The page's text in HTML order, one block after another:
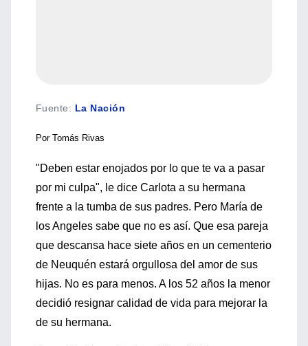
Fuente: La Nación
Por Tomás Rivas
"Deben estar enojados por lo que te va a pasar
por mi culpa", le dice Carlota a su hermana
frente a la tumba de sus padres. Pero María de
los Angeles sabe que no es así. Que esa pareja
que descansa hace siete años en un cementerio
de Neuquén estará orgullosa del amor de sus
hijas. No es para menos. A los 52 años la menor
decidió resignar calidad de vida para mejorar la
de su hermana.